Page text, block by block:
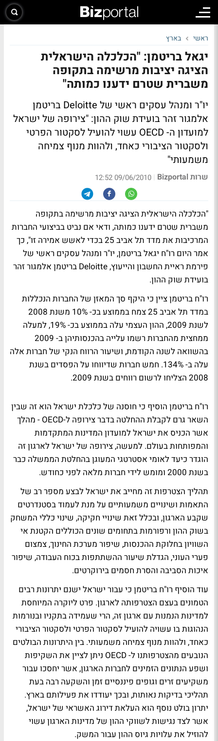
ראשי בארץ
יגאל בריטמן: "הכלכלה הישראלית
הציגה יציבות מרשימה בתקופה
משברית שטרם ידענו כמותה"
יו"ר ומנהל עסקים ראשי של Deloitte בריטמן
אלמגור זהר בועידת שוק ההון: "צירופה של ישראל
למועדון ה- OECD עשוי להועיל לסקטור הפרטי
ולסקטור הציבורי כאחד, ולהוות מנוף צמיחה
משמעותי"
שרות Bizportal |
09/06/2010 12:52
"הכלכלה הישראלית הציגה יציבות מרשימה בתקופה
משברית שטרם ידענו כמותה, ודאי אם נביט בביצועי החברות
המרכיבות את מדד תל אביב 25 בכדי לאשש אמירה זו", כך
אמר היום רו"ח יגאל בריטמן, יו"ר ומנהל עסקים ראשי של
פירמת ראיית החשבון והייעוץ, Deloitte בריטמן אלמגור זהר
בועידת שוק ההון.
רו"ח בריטמן ציין כי היקף סך המאזן של החברות הנכללות
במדד תל אביב 25 צמח בממוצע בכ- 10% משנת 2008
לשנת 2009, ההון העצמי עלה בממוצע בכ- 19%, למעלה
ממחצית מהחברות רשמו עלייה בהכנסותיהן ב- 2009
בהשוואה לשנה הקודמת, ושיעור הרווח הנקי של חברות אלה
עלה ב- 134%. חמש חברות שדיווחו על הפסדים בשנת
2008 הצליחו לרשום רווחים בשנת 2009.
רו"ח בריטמן הוסיף כי חוסנה של כלכלת ישראל הוא זה שבין
השאר גרם לקבלת ההחלטה בדבר צירופה ל-OECD - מהלך
אשר הכניס את ישראל למועדון המדינות המתקדמות
והמפותחות בעולם. למעשה, צירופה של ישראל לארגון זה
הוגדר כיעד לאומי אסטרטגי המעוגן בהחלטת הממשלה כבר
בשנת 2000 ומומש לידי חברות מלאה לפני כחודש.
תהליך הצטרפות זה מחייב את ישראל לבצע מספר רב של
התאמות ושינויים משמעותיים על מנת לעמוד בסטנדרטים
שקבע הארגון, ובכלל זאת שינויי חקיקה, שינוי כללי המשחק
בשוק ההון ורפורמות בתחומים שונים הכוללים הקטנת אי
השוויון בחלוקת ההכנסות, שיפור מערכת החינוך, צמצום
פערי העוני, הגדלת שיעור ההשתתפות בכוח העבודה, שיפור
איכות הסביבה והסרת חסמים בירוקרטים.
עוד הוסיף רו"ח בריטמן כי עבור ישראל ישנם יתרונות רבים
הטמונים בעצם הצטרפותה לארגון. פרט ליוקרה המיוחסת
למדינות הנמנות עם ארגון זה, הרי שעמידה בתקניו ובנורמות
הנהוגות בו עשויה להועיל לסקטור הפרטי ולסקטור הציבורי
כאחד, ולהוות מנוף צמיחה משמעותי. בין היתרונות הבולטים
הנובעים מהצטרפותנו ל- OECD ניתן לציין את השקיפות
ושפע הנתונים הזמינים לחברות הארגון, אשר יחסכו עבור
משקיעים זרים וגופים פיננסיים זמן והשקעה רבה בעת
תהליכי בדיקות נאותות, ובכך יעודדו את פעילותם בארץ.
יתרון בולט נוסף הוא העלאת דירוג האשראי של ישראל,
אשר לצד נגישות לשווקי ההון של מדינות הארגון עשוי
להוזיל את עלויות גיוס ההון עבור המשק.